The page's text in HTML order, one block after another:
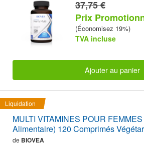
37,75 €
Prix
(Économisez 19%)
TVA incluse
Ajouter au panier
Liquidation
MULTI VITAMINES POUR
Alimentaire) 120 Comprimés
de BIOVEA